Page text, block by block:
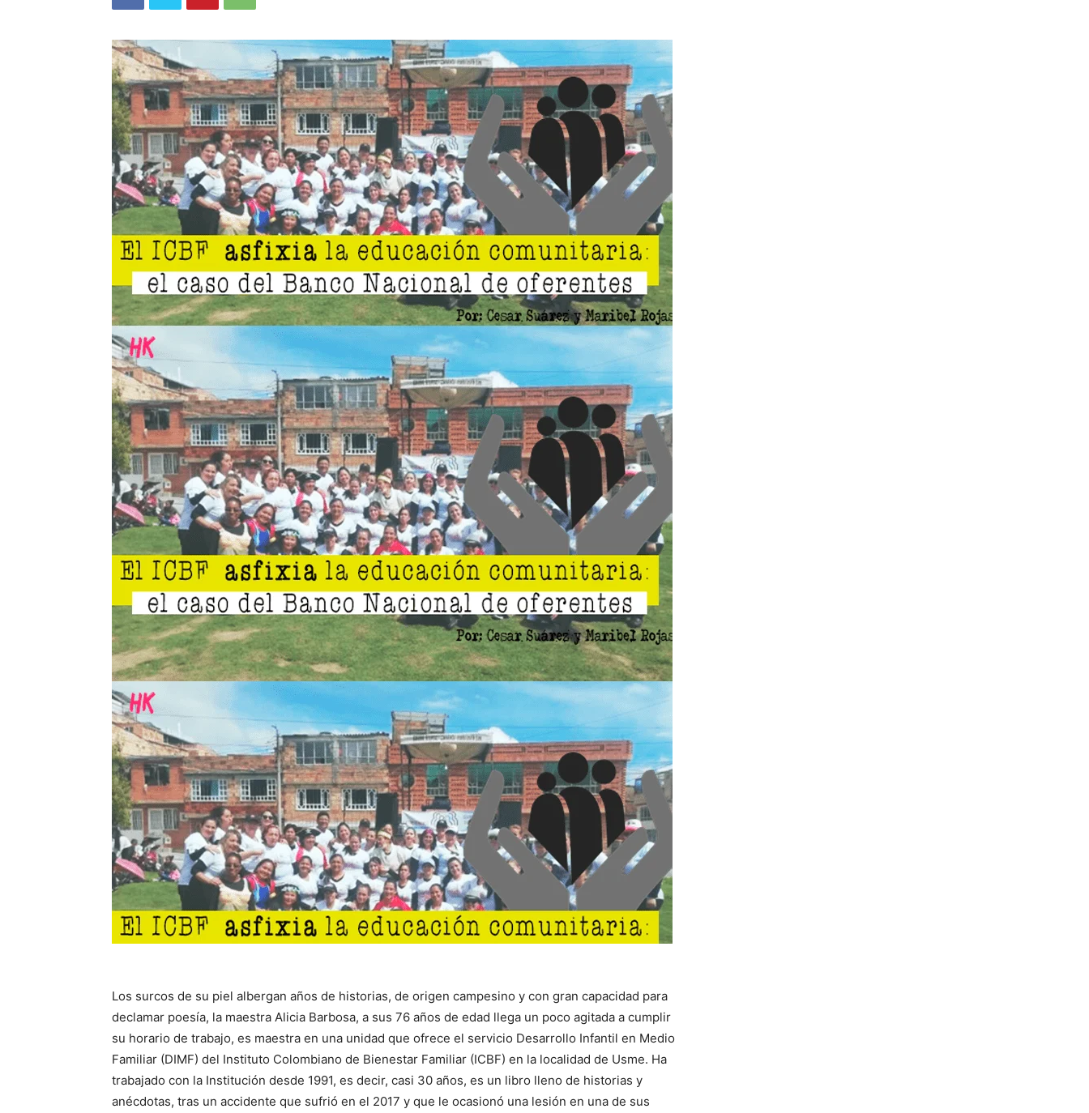
Los surcos de su piel albergan años de historias, de origen campesino y con gran capacidad para
declamar poesía, la maestra Alicia Barbosa, a sus 76 años de edad llega un poco agitada a cumplir
su horario de trabajo, es maestra en una unidad que ofrece el servicio Desarrollo Infantil en Medio
Familiar (DIMF) del Instituto Colombiano de Bienestar Familiar (ICBF) en la localidad de Usme. Ha
trabajado con la Institución desde 1991, es decir, casi 30 años, es un libro lleno de historias y
anécdotas, tras un accidente que sufrió en el 2017 y que le ocasionó una lesión en una de sus